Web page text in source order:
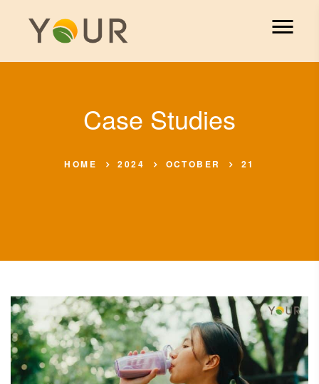
Case Studies
HOME 2024 OCTOBER 21